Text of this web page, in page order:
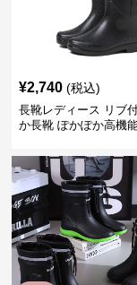
長靴レディース リブ
か長靴 ぽかぽか高機
ーツ
SALE